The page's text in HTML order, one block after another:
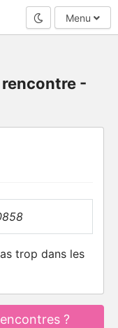
Mode nuit
Menu
-
trop dans les
?